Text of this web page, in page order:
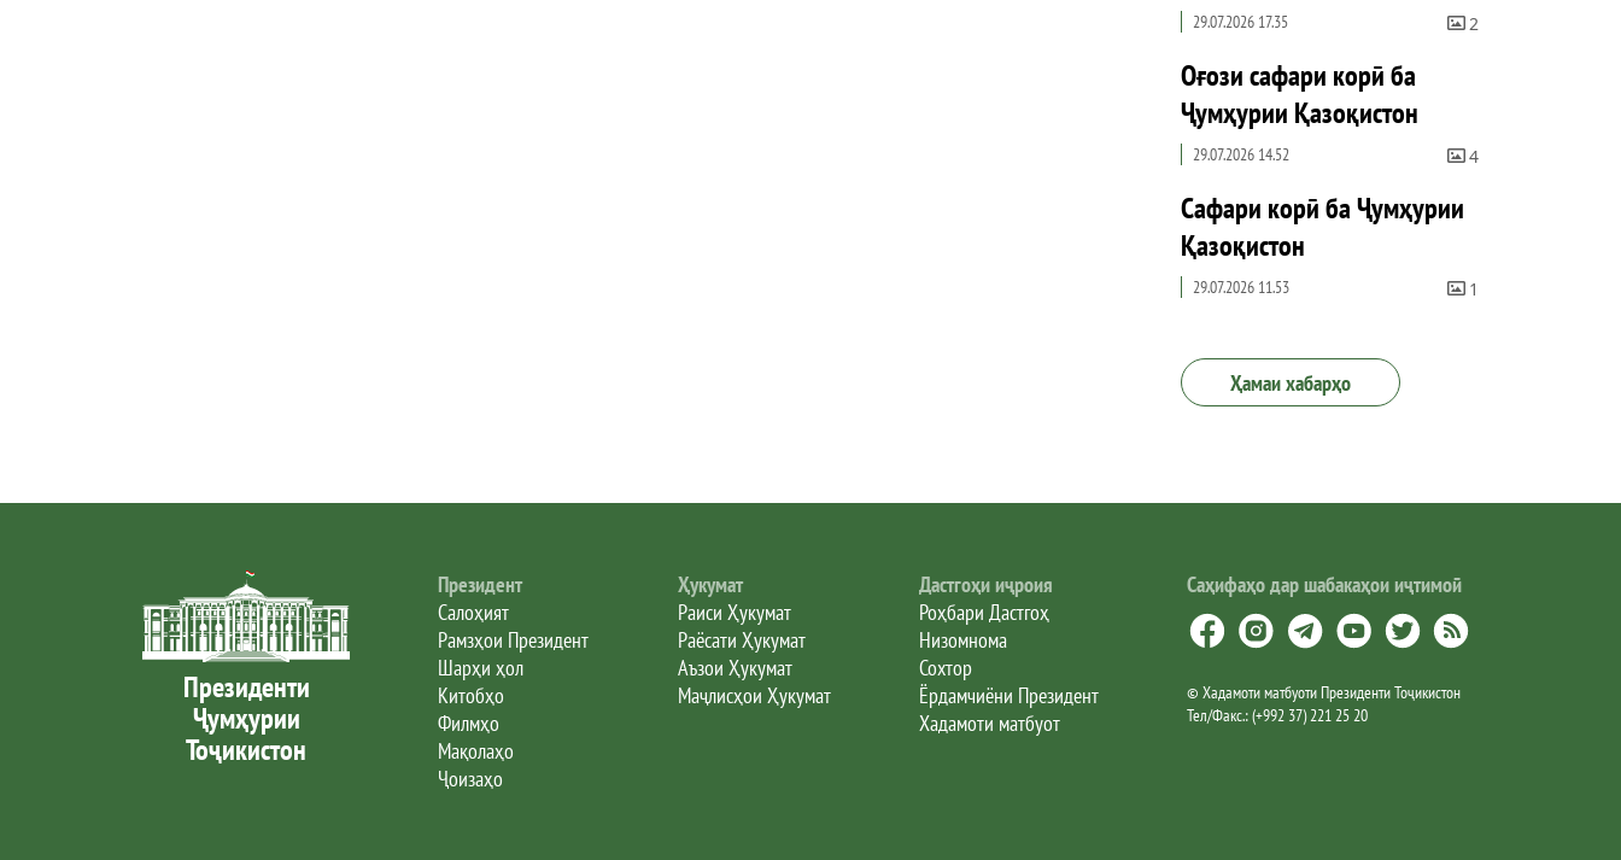
29.07.2026 17.35 2
Оғози сафари корӣ ба
Ҷумҳурии Қазоқистон
29.07.2026 14.52 4
Сафари корӣ ба Ҷумҳурии
Қазоқистон
29.07.2026 11.53 1
Ҳамаи хабарҳо
Президенти
Ҷумҳурии
Тоҷикистон
Президент
Салоҳият
Рамзҳои Президент
Шарҳи ҳол
Китобҳо
Филмҳо
Мақолаҳо
Ҷоизаҳо
Ҳукумат
Раиси Ҳукумат
Раёсати Ҳукумат
Аъзои Ҳукумат
Маҷлисҳои Ҳукумат
Дастгоҳи иҷроия
Роҳбари Дастгоҳ
Низомнома
Сохтор
Ёрдамчиёни Президент
Хадамоти матбуот
Саҳифаҳо дар шабакаҳои иҷтимоӣ
© Хадамоти матбуоти Президенти Тоҷикистон
Тел/Факс.:(+992 37) 221 25 20